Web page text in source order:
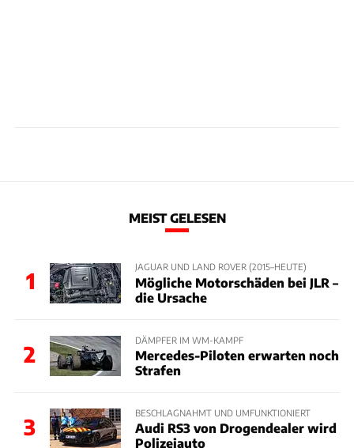
MEIST GELESEN
1
JAGUAR UND LAND ROVER (2015–HEUTE)
Mögliche Motorschäden bei JLR –
die Ursache
2
DÄMPFER IM WM-KAMPF
Mercedes-Piloten erwarten noch
Strafen
3
BESCHLAGNAHMT UND UMFUNKTIONIERT
Audi RS3 von Drogendealer wird
Polizeiauto